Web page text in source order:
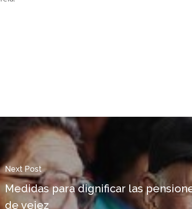
Next Post
Medidas para dignificar las
de vejez